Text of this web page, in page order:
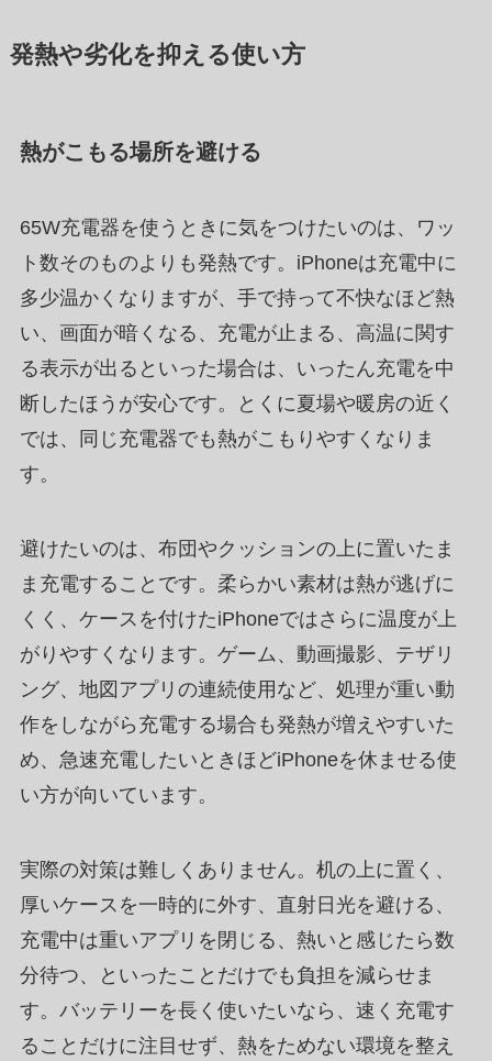
発熱や劣化を抑える使い方
熱がこもる場所を避ける
65W充電器を使うときに気をつけたいのは、ワッ
ト数そのものよりも発熱です。iPhoneは充電中に
多少温かくなりますが、手で持って不快なほど熱
い、画面が暗くなる、充電が止まる、高温に関す
る表示が出るといった場合は、いったん充電を中
断したほうが安心です。とくに夏場や暖房の近く
では、同じ充電器でも熱がこもりやすくなりま
す。
避けたいのは、布団やクッションの上に置いたま
ま充電することです。柔らかい素材は熱が逃げに
くく、ケースを付けたiPhoneではさらに温度が上
がりやすくなります。ゲーム、動画撮影、テザリ
ング、地図アプリの連続使用など、処理が重い動
作をしながら充電する場合も発熱が増えやすいた
め、急速充電したいときほどiPhoneを休ませる使
い方が向いています。
実際の対策は難しくありません。机の上に置く、
厚いケースを一時的に外す、直射日光を避ける、
充電中は重いアプリを閉じる、熱いと感じたら数
分待つ、といったことだけでも負担を減らせま
す。バッテリーを長く使いたいなら、速く充電す
ることだけに注目せず、熱をためない環境を整え